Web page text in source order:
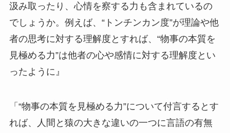
汲み取ったり、心情を察する力も含まれているの
でしょうか。例えば、“トンチンカン度”が理論や他
者の思考に対する理解度とすれば、“物事の本質を
見極める力”は他者の心や感情に対する理解度とい
ったように』
「“物事の本質を見極める力”について付言するとす
れば、人間と猿の大きな違いの一つに言語の有無